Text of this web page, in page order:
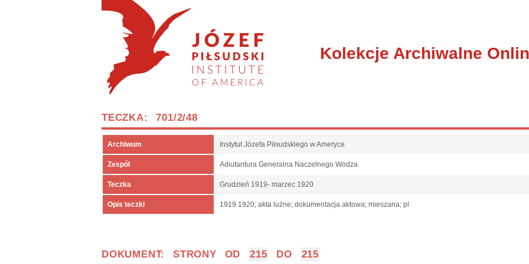
Kolekcje Archiwalne
TECZKA: 701/2/48
Archiwum Instytut Józefa Piłsudskiego w Ameryce
Zespół Adiutantura Generalna Naczelnego Wodza
Teczka Grudzień 1919- marzec 1920
Opis teczki 1919 1920; akta luźne; dokumentacja aktowa; mieszana; pl
DOKUMENT: STRONY OD 215 DO 215